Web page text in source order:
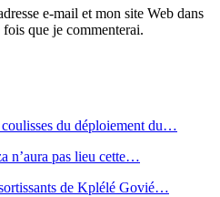
e-mail et mon site Web dans
que je commenterai.
du déploiement du…
n’aura pas lieu cette…
de Kplélé Govié…